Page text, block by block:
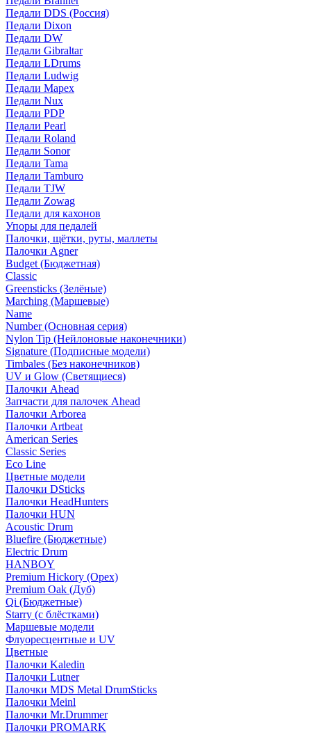
Педали DDS (Россия)
Педали Dixon
Педали DW
Педали Gibraltar
Педали LDrums
Педали Ludwig
Педали Mapex
Педали Nux
Педали PDP
Педали Pearl
Педали Roland
Педали Sonor
Педали Tama
Педали Tamburo
Педали TJW
Педали Zowag
Педали для кахонов
Упоры для педалей
Палочки, щётки, руты, маллеты
Палочки Agner
Budget (Бюджетная)
Classic
Greensticks (Зелёные)
Marching (Маршевые)
Name
Number (Основная серия)
Nylon Tip (Нейлоновые наконечники)
Signature (Подписные модели)
Timbales (Без наконечников)
UV и Glow (Светящиеся)
Палочки Ahead
Запчасти для палочек Ahead
Палочки Arborea
Палочки Artbeat
American Series
Classic Series
Eco Line
Цветные модели
Палочки DSticks
Палочки HeadHunters
Палочки HUN
Acoustic Drum
Bluefire (Бюджетные)
Electric Drum
HANBOY
Premium Hickory (Орех)
Premium Oak (Дуб)
Qi (Бюджетные)
Starry (с блёстками)
Маршевые модели
Флуоресцентные и UV
Цветные
Палочки Kaledin
Палочки Lutner
Палочки MDS Metal DrumSticks
Палочки Meinl
Палочки Mr.Drummer
Палочки PROMARK